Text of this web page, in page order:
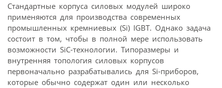
Стандартные корпуса силовых модулей широко
применяются для производства современных
промышленных кремниевых (Si) IGBT. Однако задача
состоит в том, чтобы в полной мере использовать
возможности SiC-технологии. Типоразмеры и
внутренняя топология силовых корпусов
первоначально разрабатывались для Si-приборов,
которые обычно содержат один или несколько